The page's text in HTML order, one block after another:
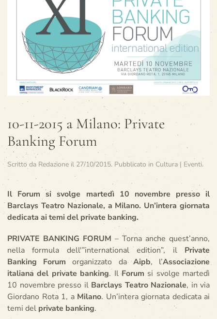
10-11-2015 a Milano: Private
Banking Forum
Scritto da Redazione il 27/10/2015. Pubblicato in Cultura | Eventi.
Il Forum si svolge martedì 10 novembre presso il
Barclays Teatro Nazionale, a Milano. Un’intera giornata
dedicata ai temi del private banking.
PRIVATE BANKING FORUM – Torna anche quest’anno,
nella formula dell'”international edition”, il Private
Banking Forum organizzato daAipb, l’Associazione
italiana del private banking. IlForum si svolge martedì
10 novembre presso il Barclays Teatro Nazionale, in via
Giordano Rota 1, a Milano. Un’intera giornata dedicata ai
temi del private banking.